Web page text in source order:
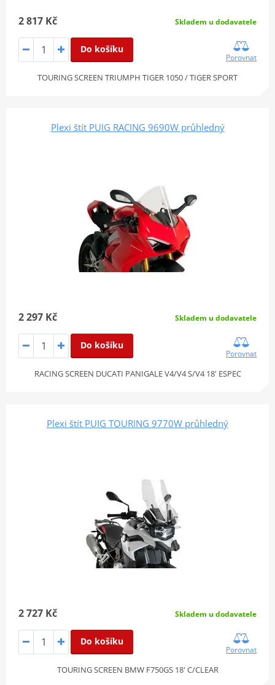
2 817 Kč Skladem u dodavatele
Do košíku
Porovnat
TOURING SCREEN TRIUMPH TIGER 1050 / TIGER SPORT
Plexi štít PUIG RACING 9690W průhledný
2 297 Kč Skladem u dodavatele
Do košíku
Porovnat
RACING SCREEN DUCATI PANIGALE V4/V4 S/V4 18' ESPEC
Plexi štít PUIG TOURING 9770W průhledný
2 727 Kč Skladem u dodavatele
Do košíku
Porovnat
TOURING SCREEN BMW F750GS 18' C/CLEAR